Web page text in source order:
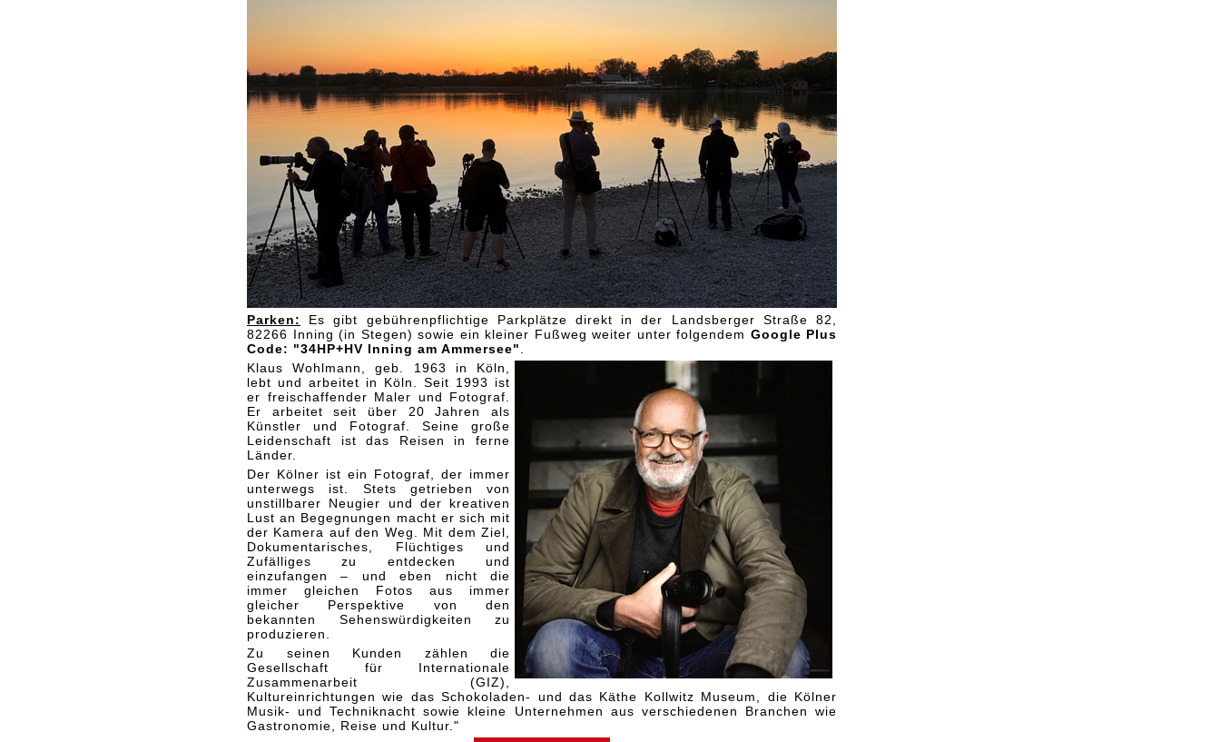
Parken:
Es gibt gebührenpflichtige Parkplätze direkt in der Landsberger Straße 82,
82266 Inning (in Stegen) sowie ein kleiner Fußweg weiter unter folgendem Google Plus
Code: "34HP+HV Inning am Ammersee"
Klaus Wohlmann, geb. 1963 in Köln,
lebt und arbeitet in Köln. Seit 1993 ist
er freischaffender Maler und Fotograf.
Er arbeitet seit über 20 Jahren als
Künstler und Fotograf. Seine große
Leidenschaft ist das Reisen in ferne
Länder.
Der Kölner ist ein Fotograf, der immer
unterwegs ist. Stets getrieben von
unstillbarer Neugier und der kreativen
Lust an Begegnungen macht er sich mit
der Kamera auf den Weg. Mit dem Ziel,
Dokumentarisches, Flüchtiges und
Zufälliges zu entdecken und
einzufangen – und eben nicht die
immer gleichen Fotos aus immer
gleicher Perspektive von den
bekannten Sehenswürdigkeiten zu
produzieren.
Zu seinen Kunden zählen die
Gesellschaft für Internationale
Zusammenarbeit (GIZ),
Kultureinrichtungen wie das Schokoladen- und das Käthe Kollwitz Museum, die Kölner
Musik- und Techniknacht sowie kleine Unternehmen aus verschiedenen Branchen wie
Gastronomie, Reise und Kultur."